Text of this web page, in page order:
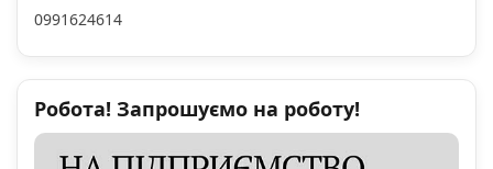
0991624614
Робота! Запрошуємо на роботу!